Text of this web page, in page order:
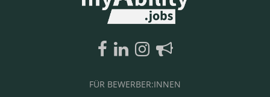
FÜR BEWERBER:INNEN